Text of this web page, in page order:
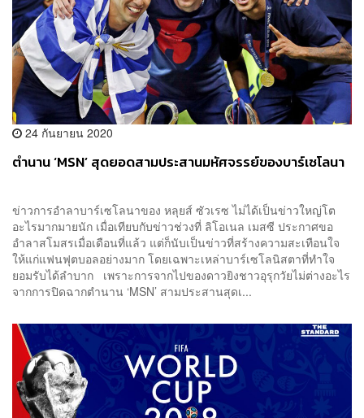
24 กันยายน 2020
ตำนาน ‘MSN’ สุดยอดสามประสานมหัศจรรย์ของบาร์เซโลนา
ข่าวการอำลาบาร์เซโลนาของ หลุยส์ ซัวเรซ ไม่ได้เป็นข่าวใหญ่โต
อะไรมากมายนัก เมื่อเทียบกับข่าวช่วงที่ ลิโอเนล เมสซี ประกาศขอ
อำลาสโมสรเมื่อเดือนที่แล้ว แต่ก็นับเป็นข่าวที่สร้างความสะเทือนใจ
ให้แก่แฟนฟุตบอลอย่างมาก โดยเฉพาะเหล่าบาร์เซโลนิสตาที่ทำใจ
ยอมรับได้ลำบาก เพราะการจากไปของดาวยิงชาวอุรุกวัยไม่ต่างอะไร
จากการปิดฉากตำนาน ‘MSN’ สามประสานสุดเ...